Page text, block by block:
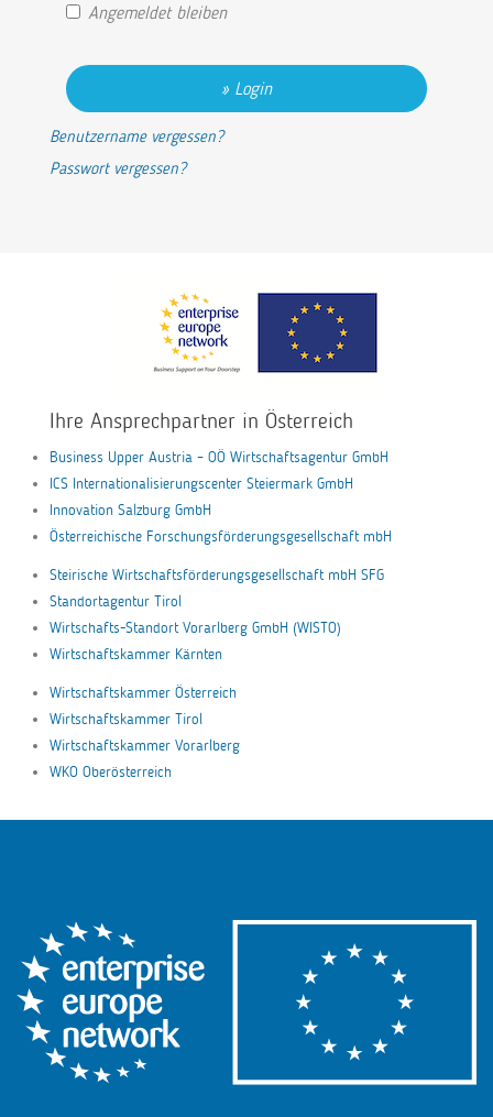
Angemeldet bleiben
Login
Benutzername vergessen?
Passwort vergessen?
Ihre Ansprechpartner in Österreich
Business Upper Austria – OÖ Wirtschaftsagentur GmbH
ICS Internationalisierungscenter Steiermark GmbH
Innovation Salzburg GmbH
Österreichische Forschungsförderungsgesellschaft mbH
Steirische Wirtschaftsförderungsgesellschaft mbH SFG
Standortagentur Tirol
Wirtschafts-Standort Vorarlberg GmbH (WISTO)
Wirtschaftskammer Kärnten
Wirtschaftskammer Österreich
Wirtschaftskammer Tirol
Wirtschaftskammer Vorarlberg
WKO Oberösterreich